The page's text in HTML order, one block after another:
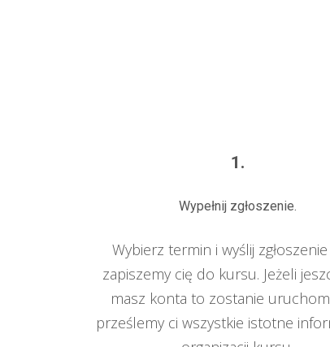
1.
Wypełnij zgłoszenie.
Wybierz termin i wyślij
zapiszemy cię do kursu. Jeżeli
masz konta to zostanie
prześlemy ci wszystkie istotne